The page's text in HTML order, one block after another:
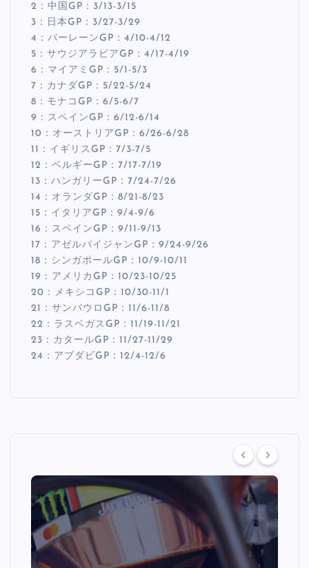
2：中国GP：3/13-3/15
3：日本GP：3/27-3/29
4：バーレーンGP：4/10-4/12
5：サウジアラビアGP：4/17-4/19
6：マイアミGP：5/1-5/3
7：カナダGP：5/22-5/24
8：モナコGP：6/5-6/7
9：スペインGP：6/12-6/14
10：オーストリアGP：6/26-6/28
11：イギリスGP：7/3-7/5
12：ベルギーGP：7/17-7/19
13：ハンガリーGP：7/24-7/26
14：オランダGP：8/21-8/23
15：イタリアGP：9/4-9/6
16：スペインGP：9/11-9/13
17：アゼルバイジャンGP：9/24-9/26
18：シンガポールGP：10/9-10/11
19：アメリカGP：10/23-10/25
20：メキシコGP：10/30-11/1
21：サンパウロGP：11/6-11/8
22：ラスベガスGP：11/19-11/21
23：カタールGP：11/27-11/29
24：アブダビGP：12/4-12/6